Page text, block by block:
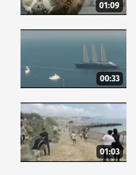
01:09
00:33
01:03